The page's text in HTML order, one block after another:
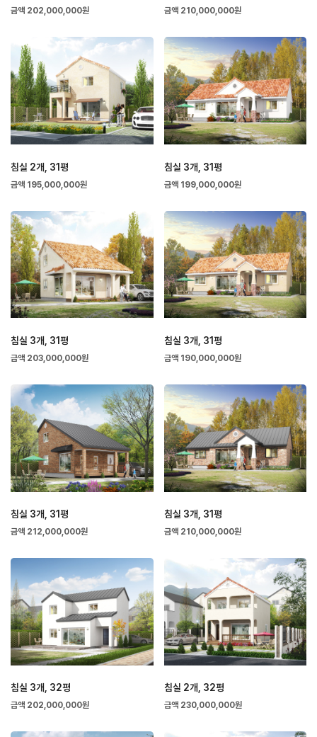
금액 202,000,000원 금액 210,000,000원
침실 2개, 31평
금액 195,000,000원
침실 3개, 31평
금액 199,000,000원
침실 3개, 31평
금액 203,000,000원
침실 3개, 31평
금액 190,000,000원
침실 3개, 31평
금액 212,000,000원
침실 3개, 31평
금액 210,000,000원
침실 3개, 32평
금액 202,000,000원
침실 2개, 32평
금액 230,000,000원